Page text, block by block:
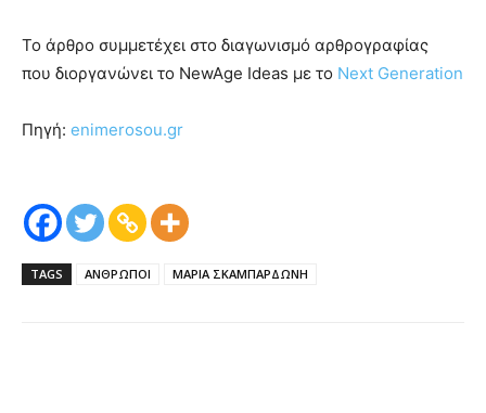
Το άρθρο συμμετέχει στο διαγωνισμό αρθρογραφίας
που διοργανώνει το NewAge Ideas με το Next Generation
Πηγή: enimerosou.gr
TAGS ΑΝΘΡΩΠΟΙ ΜΑΡΙΑ ΣΚΑΜΠΑΡΔΩΝΗ